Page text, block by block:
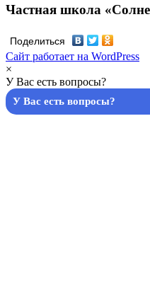
Частная школа
Поделиться
Сайт работает на WordPress
×
У Вас есть вопросы?
У Вас есть вопросы?